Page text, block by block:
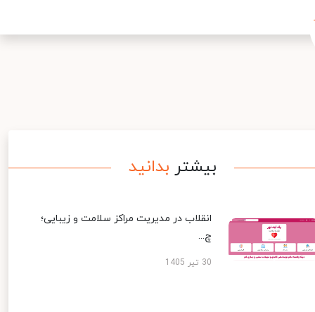
بیشتر بدانید
انقلاب در مدیریت مراکز سلامت و زیبایی؛
چ...
30 تیر 1405